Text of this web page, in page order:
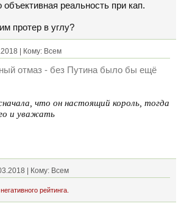
объективная реальность при кап.
протер в углу?
| Кому: Всем
отмаз - без Путина было бы ещё
что он настоящий король, тогда
и уважать
| Кому: Всем
рейтинга.